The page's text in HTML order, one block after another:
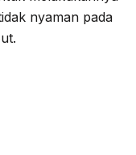
nyaman pada